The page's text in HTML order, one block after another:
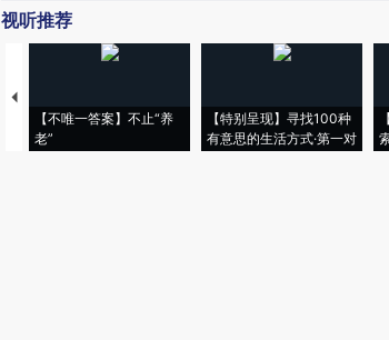
视听推荐
【不唯一答案】不止“养
老”
【特别呈现】寻找100种
有意思的生活方式·第一对